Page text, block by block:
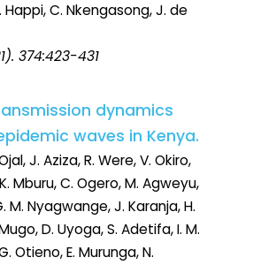
Happi, C. Nkengasong, J. de
374:423-431
dynamics
waves in Kenya.
J. Aziza, R. Were, V. Okiro,
Mburu, C. Ogero, M. Agweyu,
M. Nyagwange, J. Karanja, H.
D. Uyoga, S. Adetifa, I. M.
Otieno, E. Murunga, N.